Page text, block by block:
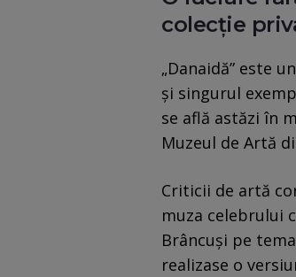
colecție
„Danaidă” este
și singurul
se află astăzi în
Muzeul de Artă
Criticii de artă
muza celebrului
Brâncuși pe
realizase o